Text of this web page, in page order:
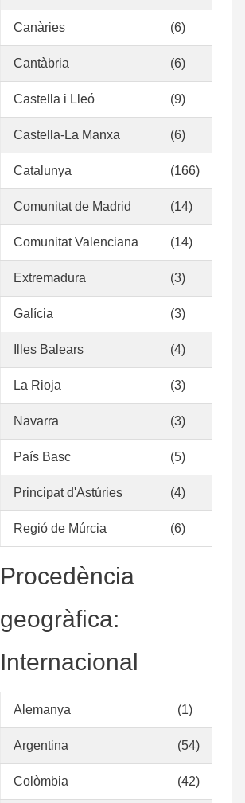
Canàries (6)
Cantàbria (6)
Castella i Lleó (9)
Castella-La Manxa (6)
Catalunya (166)
Comunitat de Madrid (14)
Comunitat Valenciana (14)
Extremadura (3)
Galícia (3)
Illes Balears (4)
La Rioja (3)
Navarra (3)
País Basc (5)
Principat d'Astúries (4)
Regió de Múrcia (6)
Procedència
geogràfica:
Internacional
Alemanya (1)
Argentina (54)
Colòmbia (42)